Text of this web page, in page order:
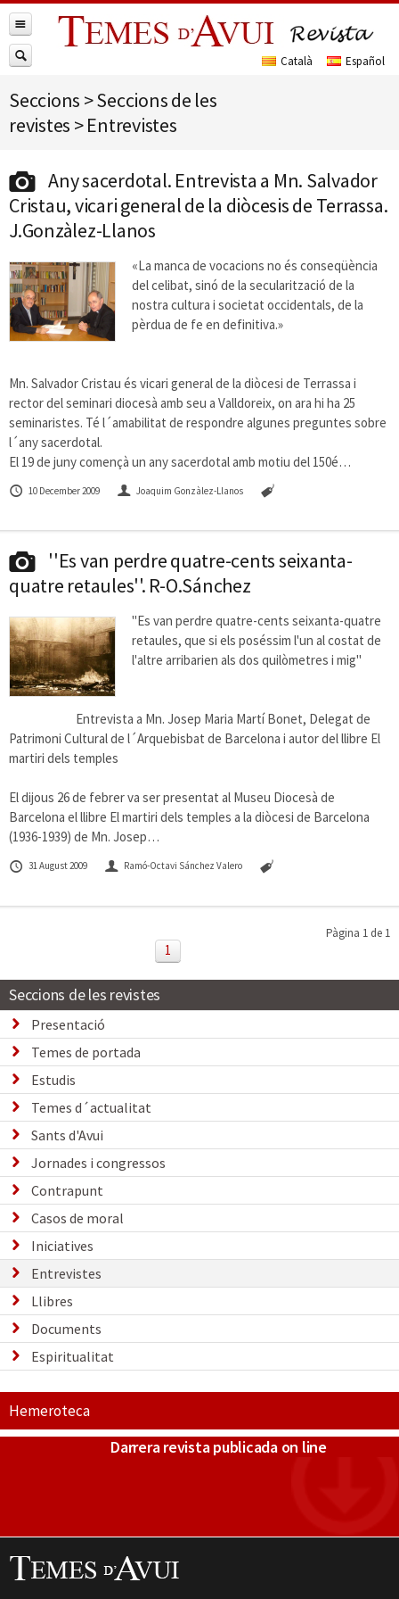
Seccions >Seccions de les
revistes >Entrevistes
Any sacerdotal. Entrevista a Mn. Salvador
Cristau, vicari general de la diòcesis de Terrassa.
J.Gonzàlez-Llanos
«La manca de vocacions no és conseqüència
del celibat, sinó de la secularització de la
nostra cultura i societat occidentals, de la
pèrdua de fe en definitiva.»
Mn. Salvador Cristau és vicari general de la diòcesi de Terrassa i
rector del seminari diocesà amb seu a Valldoreix, on ara hi ha 25
seminaristes. Té l´amabilitat de respondre algunes preguntes sobre
l´any sacerdotal.
El 19 de juny començà un any sacerdotal amb motiu del 150é…
10 December 2009 Joaquim Gonzàlez-Llanos
''Es van perdre quatre-cents seixanta-
quatre retaules''. R-O.Sánchez
"Es van perdre quatre-cents seixanta-quatre
retaules, que si els poséssim l'un al costat de
l'altre arribarien als dos quilòmetres i mig"
Entrevista a Mn. Josep Maria Martí Bonet, Delegat de
Patrimoni Cultural de l´Arquebisbat de Barcelona i autor del llibre El
martiri dels temples
El dijous 26 de febrer va ser presentat al Museu Diocesà de
Barcelona el llibre El martiri dels temples a la diòcesi de Barcelona
(1936-1939) de Mn. Josep…
31 August 2009 Ramó-Octavi Sánchez Valero
Pàgina 1 de 1
1
Seccions de les revistes
Presentació
Temes de portada
Estudis
Temes d´actualitat
Sants d'Avui
Jornades i congressos
Contrapunt
Casos de moral
Iniciatives
Entrevistes
Llibres
Documents
Espiritualitat
Hemeroteca
Darrera revista publicada on line